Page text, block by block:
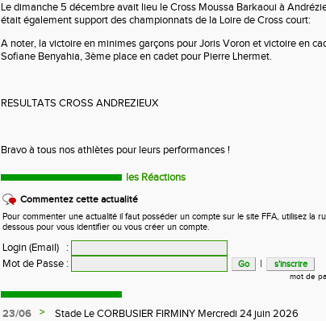
Le dimanche 5 décembre avait lieu le Cross Moussa Barkaoui à
était également support des championnats de la Loire de Cross court:
A noter, la victoire en minimes garçons pour Joris Voron et victoire en
Sofiane Benyahia, 3ème place en cadet pour Pierre Lhermet.
RESULTATS CROSS ANDREZIEUX
Bravo à tous nos athlètes pour leurs performances !
les Réactions
Commentez cette actualité
Pour commenter une actualité il faut posséder un compte sur le site FFA, utilisez la
dessous pour vous identifier ou vous créer un compte.
Login (Email)
:
Mot de Passe : |
mot de
23/06 >
Stade Le CORBUSIER FIRMINY Mercredi 24 juin 2026